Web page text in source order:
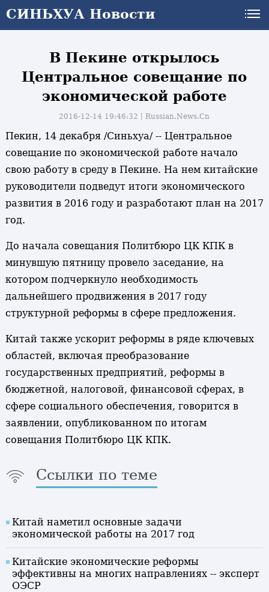
СИНЬХУА Новости
В Пекине открылось
Центральное совещание по
экономической работе
2016-12-14 19:46:32丨Russian.News.Cn
Пекин, 14 декабря /Синьхуа/ -- Центральное
совещание по экономической работе начало
свою работу в среду в Пекине. На нем китайские
руководители подведут итоги экономического
развития в 2016 году и разработают план на 2017
год.
До начала совещания Политбюро ЦК КПК в
минувшую пятницу провело заседание, на
котором подчеркнуло необходимость
дальнейшего продвижения в 2017 году
структурной реформы в сфере предложения.
Китай также ускорит реформы в ряде ключевых
областей, включая преобразование
государственных предприятий, реформы в
бюджетной, налоговой, финансовой сферах, в
сфере социального обеспечения, говорится в
заявлении, опубликованном по итогам
совещания Политбюро ЦК КПК.
Ссылки по теме
Китай наметил основные задачи
экономической работы на 2017 год
Китайские экономические реформы
эффективны на многих направлениях -- эксперт
ОЭСР